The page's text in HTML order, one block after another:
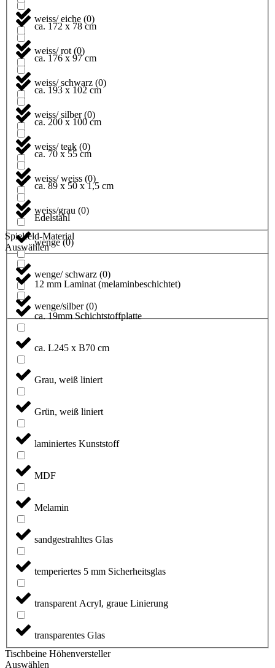
weiss/ eiche (0)
weiss/ rot (0)
weiss/ schwarz (0)
weiss/ silber(0)
weiss/ teak (0)
weiss/ weiss (0)
weiss/grau (0)
wenge(0)
wenge/ schwarz (0)
wenge/silber(0)
ca. 172 x 78 cm
ca. 176 x 97 cm
ca. 193 x 102 cm
ca. 200 x 100 cm
ca. 70 x 55 cm
ca. 89 x 50 x 1,5 cm
Edelstahl
Spielfeld-Material
Auswählen
12 mm Laminat (melaminbeschichtet)
ca. 19mm Schichtstoffplatte
ca. L245 x B70 cm
Grau, weiß liniert
Grün, weiß liniert
laminiertes Kunststoff
MDF
Melamin
sandgestrahltes Glas
temperiertes 5 mm Sicherheitsglas
transparent Acryl, graue Linierung
transparentes Glas
Tischbeine Höhenversteller
Auswählen